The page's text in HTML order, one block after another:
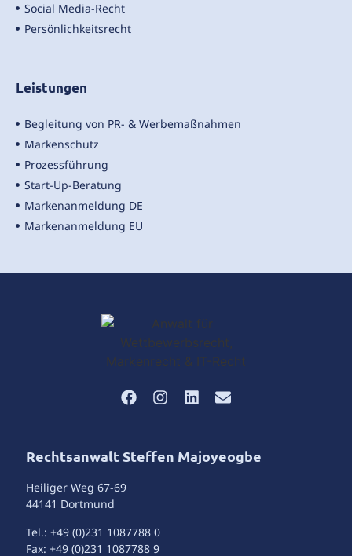
Social Media-Recht
Persönlichkeitsrecht
Leistungen
Begleitung von PR- & Werbemaßnahmen
Markenschutz
Prozessführung
Start-Up-Beratung
Markenanmeldung DE
Markenanmeldung EU
Rechtsanwalt Steffen Majoyeogbe
Heiliger Weg 67-69
44141 Dortmund
Tel.: +49 (0)231 1087788 0
Fax: +49 (0)231 1087788 9